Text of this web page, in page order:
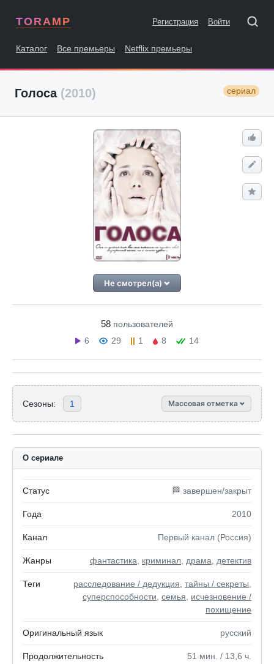
TORAMP Регистрация Войти
Каталог Все премьеры Netflix премьеры
Голоса (2010) сериал
Не смотрел(а)
58 пользователей
6
29 1 8 14
Сезоны: 1 Массовая отметка
О сериале
Статус 🏁 завершен/закрыт
Года 2010
Канал Первый канал (Россия)
Жанры фантастика криминал драма детектив
Теги расследование / дедукция тайны / секреты
суперспособности семья
исчезновение /
похищение
Оригинальный язык русский
Продолжительность 51 мин. / 13,6 ч.